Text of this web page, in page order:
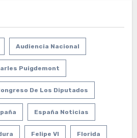
Audiencia Nacional
Puigdemont
De Los Diputados
España Noticias
Felipe VI Florida